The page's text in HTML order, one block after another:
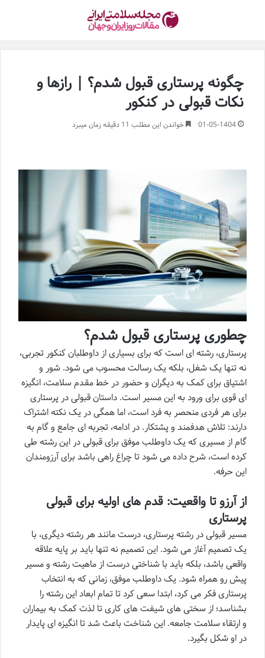
چگونه پرستاری قبول شدم؟ | رازها و
نکات قبولی در کنکور
01-05-1404 خواندن این مطلب 11 دقیقه زمان میبرد
چطوری پرستاری قبول شدم؟
پرستاری، رشته ای است که برای بسیاری از داوطلبان کنکور تجربی،
نه تنها یک شغل، بلکه یک رسالت محسوب می شود. شور و
اشتیاق برای کمک به دیگران و حضور در خط مقدم سلامت، انگیزه
ای قوی برای ورود به این مسیر است. داستان قبولی در پرستاری
برای هر فردی منحصر به فرد است، اما همگی در یک نکته اشتراک
دارند: تلاش هدفمند و پشتکار. در ادامه، تجربه ای جامع و گام به
گام از مسیری که یک داوطلب موفق برای قبولی در این رشته طی
کرده است، شرح داده می شود تا چراغ راهی باشد برای آرزومندان
این حرفه.
از آرزو تا واقعیت: قدم های اولیه برای قبولی
پرستاری
مسیر قبولی در رشته پرستاری، درست مانند هر رشته دیگری، با
یک تصمیم آغاز می شود. این تصمیم نه تنها باید بر پایه علاقه
واقعی باشد، بلکه باید با شناختی درست از ماهیت رشته و مسیر
پیش رو همراه شود. یک داوطلب موفق، زمانی که به انتخاب
پرستاری فکر می کرد، ابتدا سعی کرد تا تمام ابعاد این رشته را
بشناسد؛ از سختی های شیفت های کاری تا لذت کمک به بیماران
و ارتقاء سلامت جامعه. این شناخت باعث شد تا انگیزه ای پایدار
در او شکل بگیرد.